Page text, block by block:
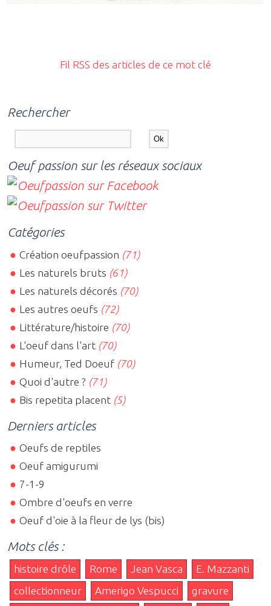
Fil RSS des articles de ce mot clé
Rechercher
Oeuf passion sur les réseaux sociaux
Catégories
Création oeufpassion (71)
Les naturels bruts (61)
Les naturels décorés (70)
Les autres oeufs (72)
Littérature/histoire (70)
L'oeuf dans l'art (70)
Humeur, Ted Doeuf (70)
Quoi d'autre ? (71)
Bis repetita placent (5)
Derniers articles
Oeufs de reptiles
Oeuf amigurumi
7-1-9
Ombre d'oeufs en verre
Oeuf d'oie à la fleur de lys (bis)
Mots clés :
histoire drôle Rome Jean Vasca
E. Mazzanti
collectionneur
Amerigo Vespucci
gravure